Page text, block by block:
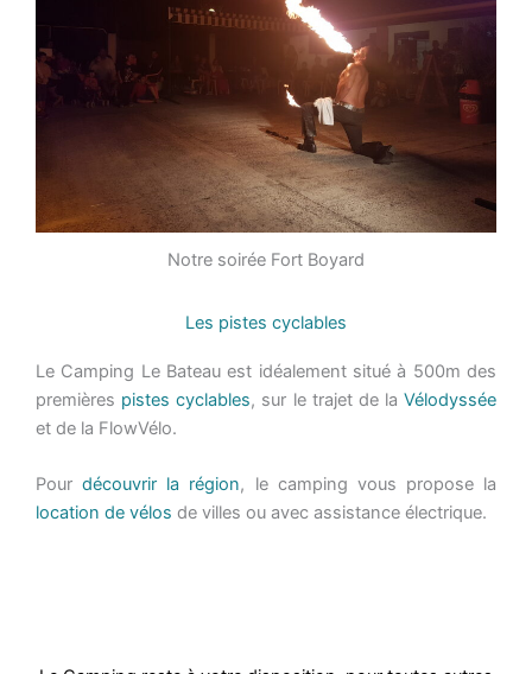
Notre soirée Fort Boyard
Les pistes cyclables
Le Camping Le Bateau est idéalement situé à 500m des
premières pistes cyclables, sur le trajet de la Vélodyssée
et de la FlowVélo.
Pourdécouvrir la région, le camping vous propose la
location de vélos de villes ou avec assistance électrique.